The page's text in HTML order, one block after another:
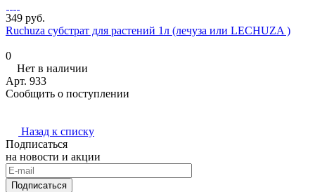
349 руб.
Ruchuza субстрат для растений 1л (лечуза или LECHUZA )
0
Нет в наличии
Арт. 933
Сообщить о поступлении
Назад к списку
Подписаться
на новости и акции
Подписаться